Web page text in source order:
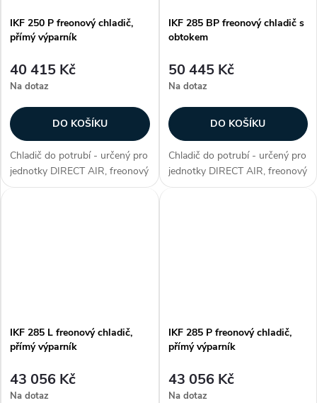
IKF 250 P freonový chladič,
přímý výparník
40 415 Kč
Na dotaz
DO KOŠÍKU
Chladič do potrubí - určený pro
jednotky DIRECT AIR, freonový
chladič, přímý výparník, max.
IKF 285 BP freonový chladič s
obtokem
50 445 Kč
Na dotaz
DO KOŠÍKU
Chladič do potrubí - určený pro
jednotky DIRECT AIR, freonový
chladič s obtokem, max.
IKF 285 L freonový chladič,
přímý výparník
43 056 Kč
Na dotaz
IKF 285 P freonový chladič,
přímý výparník
43 056 Kč
Na dotaz